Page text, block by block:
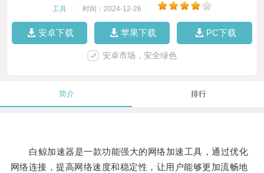
工具 时间：2024-12-26
安卓下载 苹果下载 PC下载
安卓市场，安全绿色
简介 排行
白鲸加速器是一款功能强大的网络加速工具，通过优化
网络连接，提高网络速度和稳定性，让用户能够更加流畅地